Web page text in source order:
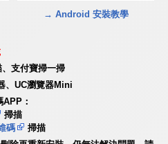
→ Android 安裝教學
支付寶掃一掃
、UC瀏覽器Mini
：
掃描
碼
掃描